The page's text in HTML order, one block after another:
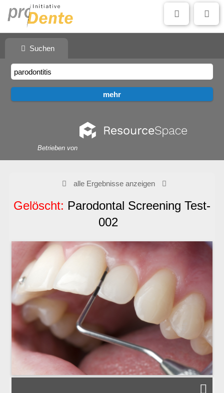
Suchen
Betrieben von
alle Ergebnisse anzeigen
Gelöscht: Parodontal Screening Test-
002